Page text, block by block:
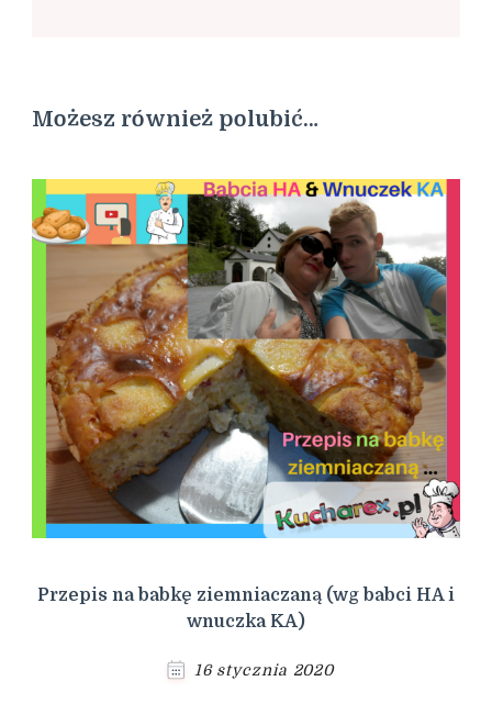
Możesz również polubić…
Przepis na babkę ziemniaczaną (wg babci HA i
wnuczka KA)
16 stycznia 2020